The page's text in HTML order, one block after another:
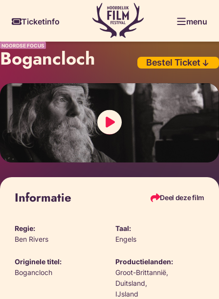
Ticketinfo
menu
NOORDSE FOCUS
Bogancloch Bestel Ticket
Informatie Deel deze film
Regie:
Ben Rivers
Taal:
Engels
Originele titel:
Bogancloch
Productielanden:
Groot-Brittannië,
Duitsland,
IJsland